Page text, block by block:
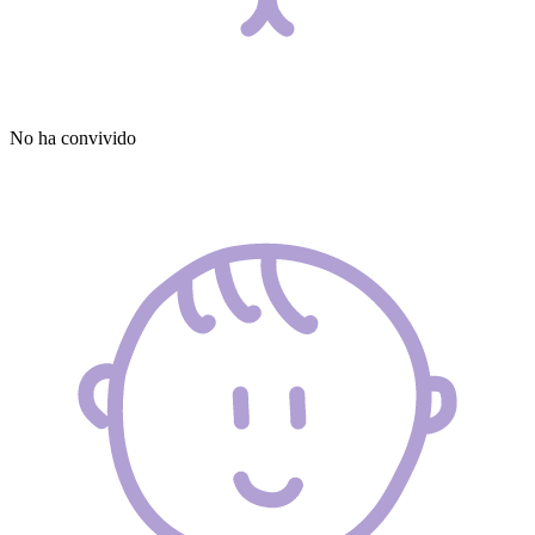
No ha convivido